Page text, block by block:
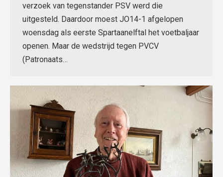
verzoek van tegenstander PSV werd die
uitgesteld. Daardoor moest JO14-1 afgelopen
woensdag als eerste Spartaanelftal het voetbaljaar
openen. Maar de wedstrijd tegen PVCV
(Patronaats…